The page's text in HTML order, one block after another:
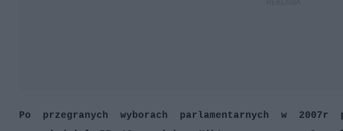
Po przegranych wyborach parlamentarnych w 2007r